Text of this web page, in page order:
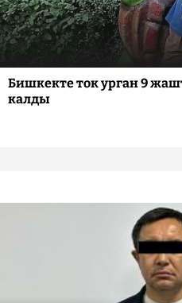
Бишкекте ток урган 9
калды